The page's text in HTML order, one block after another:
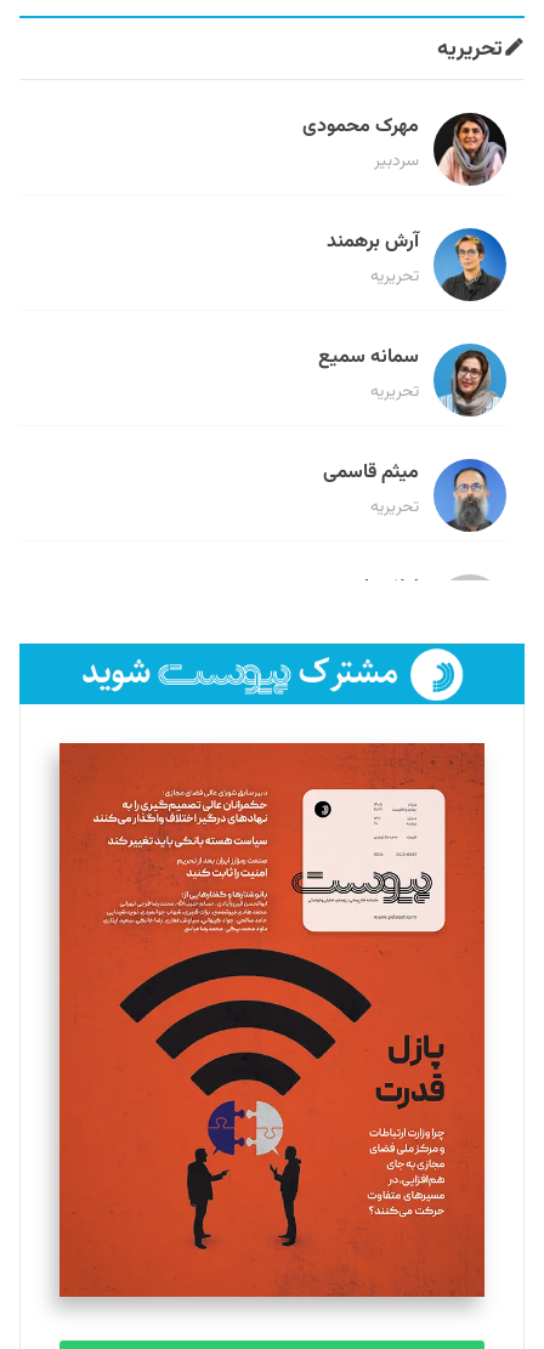
تحریریه
مهرک محمودی
سردبیر
آرش برهمند
تحریریه
سمانه سمیع
تحریریه
میثم قاسمی
تحریریه
لیلا حنارود
فائزه فتحی رستمی
تحریریه
سروش کرمیان
تحریریه
مینا پاکدل
یسنا امان‌پور
تحریریه
ملینا جعفری
تحریریه
مصطفی مسجدی آرانی
تحریریه